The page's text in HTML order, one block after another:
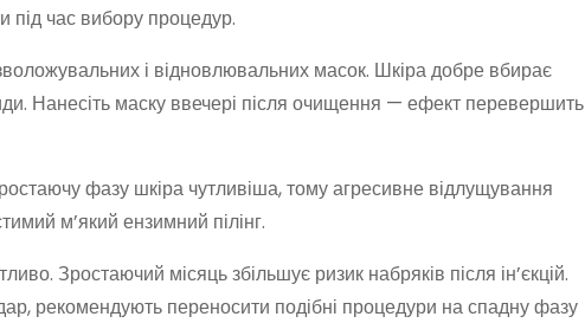
під час вибору процедур.
і відновлювальних масок. Шкіра добре вбирає
Нанесіть маску ввечері після очищення — ефект перевершить
фазу шкіра чутливіша, тому агресивне відлущування
м’який ензимний пілінг.
Зростаючий місяць збільшує ризик набряків після ін’єкцій.
рекомендують переносити подібні процедури на спадну фазу